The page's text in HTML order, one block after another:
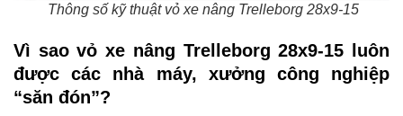
Thông số kỹ thuật vỏ xe nâng Trelleborg 28x9-15
Vì sao vỏ xe nâng Trelleborg 28x9-15 luôn
được các nhà máy, xưởng công nghiệp
“săn đón”?